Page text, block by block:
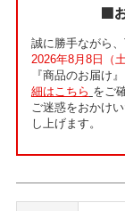
■
誠に勝手ながら
2026年8月8日（
『商品のお届け
細はこちら をご
ご迷惑をおかけ
し上げます。